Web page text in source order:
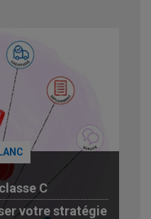
C
votre stratégie